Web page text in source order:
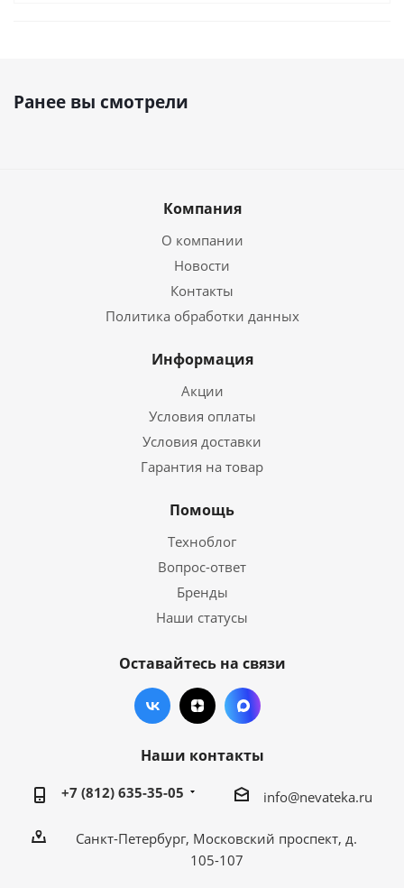
Ранее вы смотрели
Компания
О компании
Новости
Контакты
Политика обработки данных
Информация
Акции
Условия оплаты
Условия доставки
Гарантия на товар
Помощь
Техноблог
Вопрос-ответ
Бренды
Наши статусы
Оставайтесь на связи
Наши контакты
+7 (812) 635-35-05 info@nevateka.ru
Санкт-Петербург, Московский проспект, д.
105-107